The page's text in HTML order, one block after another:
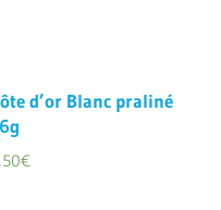
d’or Blanc praliné
€